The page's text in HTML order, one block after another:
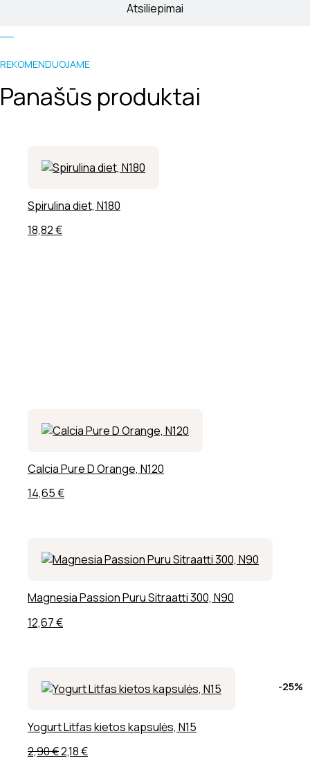
Atsiliepimai
REKOMENDUOJAME
Panašūs produktai
Spirulina diet, N180
18,82€
Calcia Pure D Orange, N120
14,65€
Magnesia Passion Puru Sitraatti 300, N90
12,67€
-25%
Yogurt Litfas kietos kapsulės, N15
2,90€Original
2,18€Current